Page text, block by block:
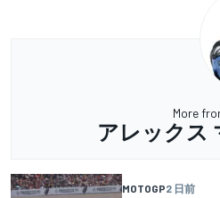
More
アレックス
MOTOGP2 日前